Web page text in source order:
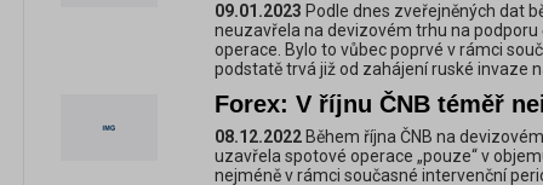
09.01.2023 Podle dnes zveřejněných dat
neuzavřela na devizovém trhu na
operace. Bylo to vůbec poprvé v rámci
podstatě trvá již od zahájení ruské invaze
Forex: V říjnu ČNB téměř
08.12.2022 Během října ČNB na
uzavřela spotové operace „pouze“ v
nejméně v rámci současné intervenční